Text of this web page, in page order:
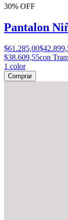
30% OFF
Pantalon
$61.285,00
$38.609,55con
1 color
Comprar